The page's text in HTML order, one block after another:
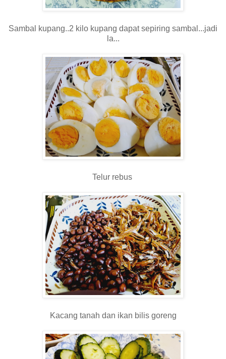
Sambal kupang..2 kilo kupang dapat sepiring sambal...jadi
la...
Telur rebus
Kacang tanah dan ikan bilis goreng